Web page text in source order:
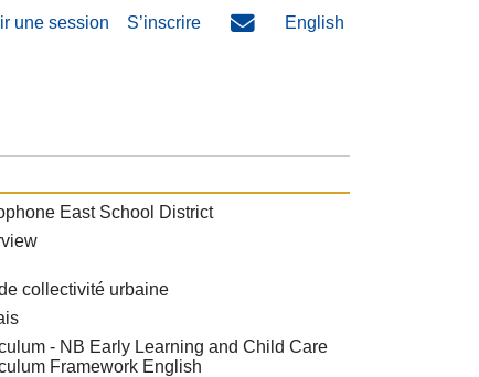
une session S’inscrire English
East School District
collectivité urbaine
- NB Early Learning and Child Care
Framework English